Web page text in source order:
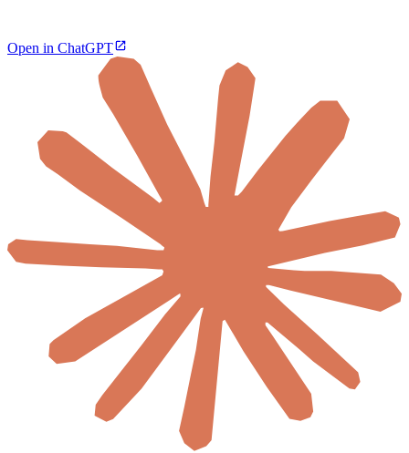
Open in ChatGPT